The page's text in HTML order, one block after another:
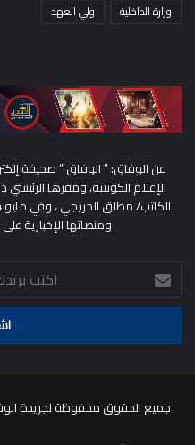
وزارة الداخلية
ولي العهد
عن الوفاق: ” الوفاق ” صحيفة
الإعلام الكويتية، ومقرها
ومنصاتها الإخبارية
اكتب
بريدك
الالكتروني
جميع الحقوق محفوظة لجريدة